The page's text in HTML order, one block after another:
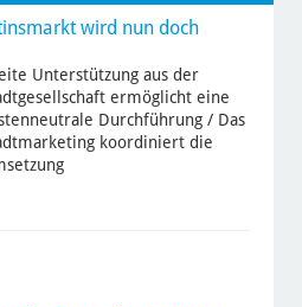
wird nun doch
Unterstützung aus der
ermöglicht eine
Durchführung / Das
koordiniert die